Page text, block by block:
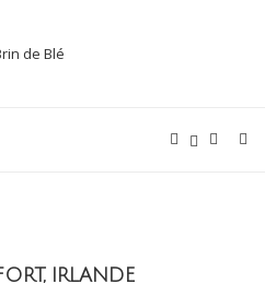
IRLANDE